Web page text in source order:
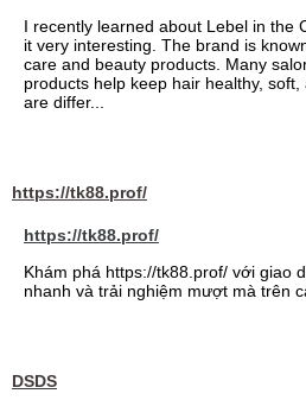
I recently learned about Lebel in the
it very interesting. The brand is
care and beauty products. Many
products help keep hair healthy,
are differ...
https://tk88.prof/
https://tk88.prof/
Khám phá https://tk88.prof/ với giao
nhanh và trải nghiệm mượt mà trên
DSDS